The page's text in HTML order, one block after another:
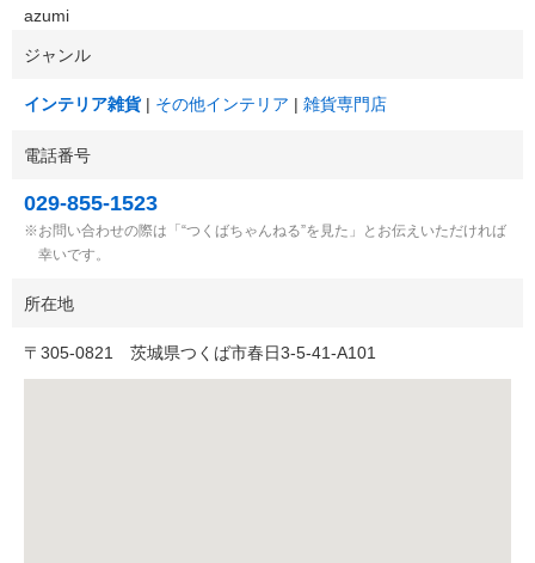
azumi
ジャンル
インテリア雑貨 その他インテリア 雑貨専門店
電話番号
029-855-1523
お問い合わせの際は「“つくばちゃんねる”を見た」とお伝えいただければ
幸いです。
所在地
〒 305-0821 茨城県つくば市春日3-5-41-A101